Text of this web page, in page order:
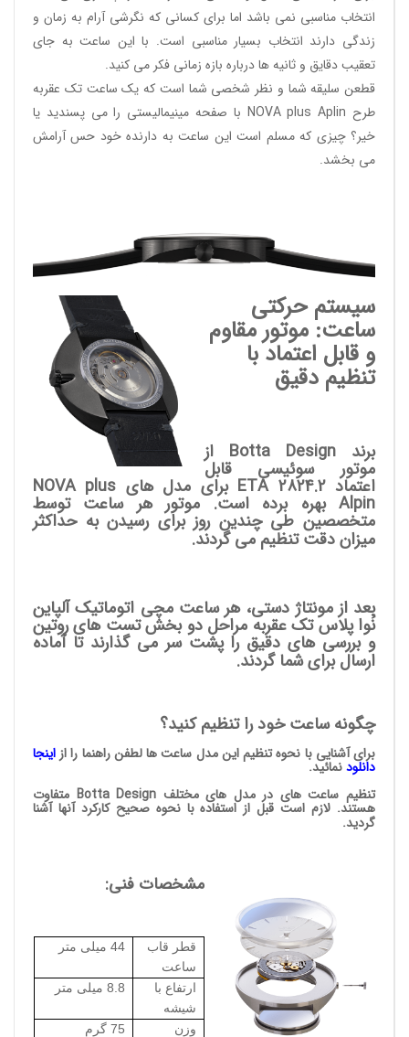
انتخاب مناسبی نمی باشد اما برای کسانی که نگرشی آرام به زمان و
زندگی دارند انتخاب بسیار مناسبی است. با این ساعت به جای
تعقیب دقایق و ثانیه ها درباره بازه زمانی فکر می کنید.
قطعن سلیقه شما و نظر شخصی شما است که یک ساعت تک عقربه
طرح NOVA plus Aplin با صفحه مینیمالیستی را می پسندید یا
خیر؟ چیزی که مسلم است این ساعت به دارنده خود حس آرامش
می بخشد.
سیستم حرکتی
ساعت: موتور مقاوم
و قابل اعتماد با
تنظیم دقیق
برند Botta Design از
موتور سوئیسی قابل
اعتماد ETA 2824.2 برای مدل های NOVA plus
Alpin بهره برده است. موتور هر ساعت توسط
متخصصین طی چندین روز برای رسیدن به حداکثر
میزان دقت تنظیم می گردند.
بعد از مونتاژ دستی، هر ساعت مچی اتوماتیک آلپاین
نُوا پلاس تک عقربه مراحل دو بخش تست های روتین
و بررسی های دقیق را پشت سر می گذارند تا آماده
ارسال برای شما گردند.
چگونه ساعت خود را تنظیم کنید؟
برای آشنایی با نحوه تنظیم این مدل ساعت ها لطفن راهنما را از اینجا
دانلودنمائید.
تنظیم ساعت های در مدل های مختلف Botta Design متفاوت
هستند. لازم است قبل از استفاده با نحوه صحیح کارکرد آنها آشنا
گردید.
مشخصات فنی:
قطر قاب
ساعت
44 میلی متر
ارتفاع با
شیشه
8.8 میلی متر
وزن
75 گرم